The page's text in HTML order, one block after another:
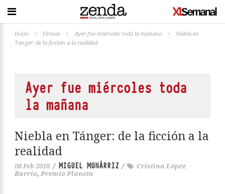
Inicio > Firmas > Ayer fue miércoles toda la mañana >
Niebla en
Tánger: de la ficción a la realidad
Ayer fue miércoles toda
la mañana
Niebla en Tánger: de la ficción a la
realidad
08 Feb 2018 / MIGUEL MUNÁRRIZ /
Cristina López
Barrio, Premio Planeta